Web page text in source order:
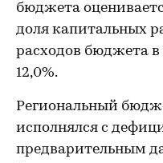
бюджета
доля капитальных
расходов бюджета в
12,0%.
Региональный
исполнялся с
предварительным